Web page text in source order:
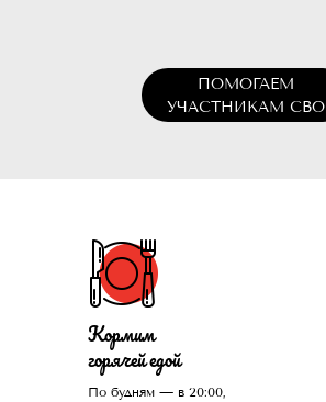
ПОМОГАЕМ
УЧАСТНИКАМ СВО
По будням — в 20:00,
Кормим
горячей едой